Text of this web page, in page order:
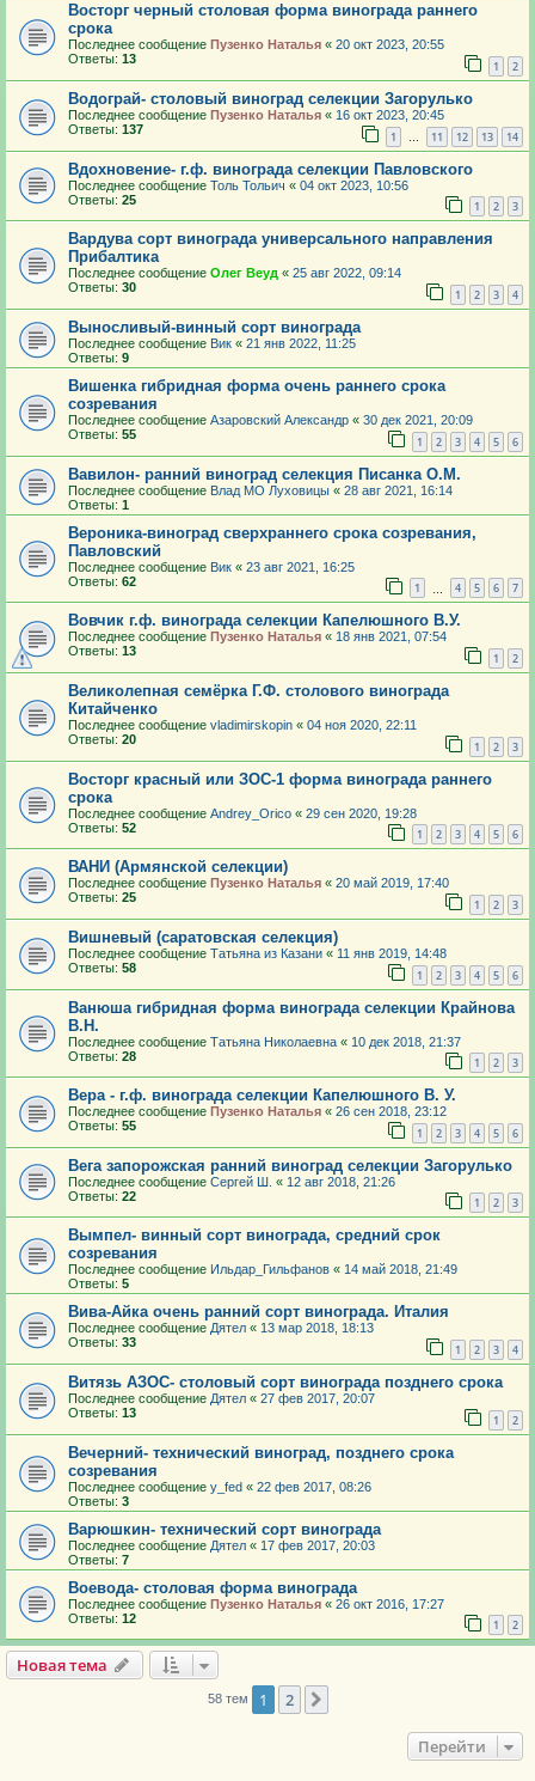
Восторг черный столовая форма винограда раннего
срока
Последнее сообщение Пузенко Наталья « 20 окт 2023, 20:55
Ответы: 13 1 2
Водограй- столовый виноград селекции Загорулько
Последнее сообщение Пузенко Наталья « 16 окт 2023, 20:45
Ответы: 137 1 … 11 12 13 14
Вдохновение- г.ф. винограда селекции Павловского
Последнее сообщение Толь Тольич « 04 окт 2023, 10:56
Ответы: 25 1 2 3
Вардува сорт винограда универсального направления
Прибалтика
Последнее сообщение Олег Веуд « 25 авг 2022, 09:14
Ответы: 30 1 2 3 4
Выносливый-винный сорт винограда
Последнее сообщение Вик « 21 янв 2022, 11:25
Ответы: 9
Вишенка гибридная форма очень раннего срока
созревания
Последнее сообщение Азаровский Александр « 30 дек 2021, 20:09
Ответы: 55 1 2 3 4 5 6
Вавилон- ранний виноград селекция Писанка О.М.
Последнее сообщение Влад МО Луховицы « 28 авг 2021, 16:14
Ответы: 1
Вероника-виноград сверхраннего срока созревания,
Павловский
Последнее сообщение Вик « 23 авг 2021, 16:25
Ответы: 62 1 4 5 6 7
Вовчик г.ф. винограда селекции Капелюшного В.У.
Последнее сообщение Пузенко Наталья « 18 янв 2021, 07:54
Ответы: 13 1 2
Великолепная семёрка Г.Ф. столового винограда
Китайченко
Последнее сообщение vladimirskopin « 04 ноя 2020, 22:11
Ответы: 20 1 2 3
Восторг красный или ЗОС-1 форма винограда раннего
срока
Последнее сообщение Andrey_Orico « 29 сен 2020, 19:28
Ответы: 52 1 2 3 4 5 6
ВАНИ (Армянской селекции)
Последнее сообщение Пузенко Наталья « 20 май 2019, 17:40
Ответы: 25 1 2 3
Вишневый (саратовская селекция)
Последнее сообщение Татьяна из Казани « 11 янв 2019, 14:48
Ответы: 58 1 2 3 4 5 6
Ванюша гибридная форма винограда селекции Крайнова
В.Н.
Последнее сообщение Татьяна Николаевна « 10 дек 2018, 21:37
Ответы: 28 1 2 3
Вера - г.ф. винограда селекции Капелюшного В. У.
Последнее сообщение Пузенко Наталья « 26 сен 2018, 23:12
Ответы: 55 1 2 3 4 5 6
Вега запорожская ранний виноград селекции Загорулько
Последнее сообщение Сергей Ш. « 12 авг 2018, 21:26
Ответы: 22 1 2 3
Вымпел- винный сорт винограда, средний срок
созревания
Последнее сообщение Ильдар_Гильфанов « 14 май 2018, 21:49
Ответы: 5
Вива-Айка очень ранний сорт винограда. Италия
Последнее сообщение Дятел « 13 мар 2018, 18:13
Ответы: 33 1 2 3 4
Витязь АЗОС- столовый сорт винограда позднего срока
Последнее сообщение Дятел « 27 фев 2017, 20:07
Ответы: 13 1 2
Вечерний- технический виноград, позднего срока
созревания
Последнее сообщение y_fed « 22 фев 2017, 08:26
Ответы: 3
Варюшкин- технический сорт винограда
Последнее сообщение Дятел « 17 фев 2017, 20:03
Ответы: 7
Воевода- столовая форма винограда
Последнее сообщение Пузенко Наталья « 26 окт 2016, 17:27
Ответы: 12 1 2
Новая тема
58 тем 1 2
Перейти